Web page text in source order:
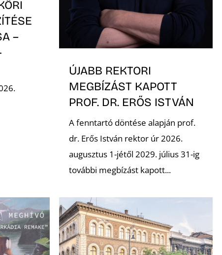
–
ÚJABB REKTORI
MEGBÍZÁST KAPOTT
PROF. DR. ERŐS ISTVÁN
A fenntartó döntése alapján prof.
dr. Erős István rektor úr 2026.
augusztus 1-jétől 2029. július 31-ig
további megbízást kapott...